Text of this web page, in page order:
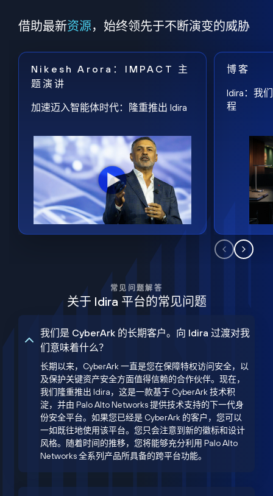
借助最新资源，始终领先于不断演变的威胁
Nikesh Arora：IMPACT 主
题演讲
加速迈入智能体时代：隆重推出 Idira
博客
Idira：我
程
常见问题解答
关于 Idira 平台的常见问题
我们是 CyberArk 的长期客户。向 Idira 过渡对我
们意味着什么？
长期以来，CyberArk 一直是您在保障特权访问安全，以
及保护关键资产安全方面值得信赖的合作伙伴。现在，
我们隆重推出 Idira，这是一款基于 CyberArk 技术积
淀，并由 Palo Alto Networks 提供技术支持的下一代身
份安全平台。如果您已经是 CyberArk 的客户，您可以
一如既往地使用该平台。您只会注意到新的徽标和设计
风格。随着时间的推移，您将能够充分利用 Palo Alto
Networks 全系列产品所具备的跨平台功能。